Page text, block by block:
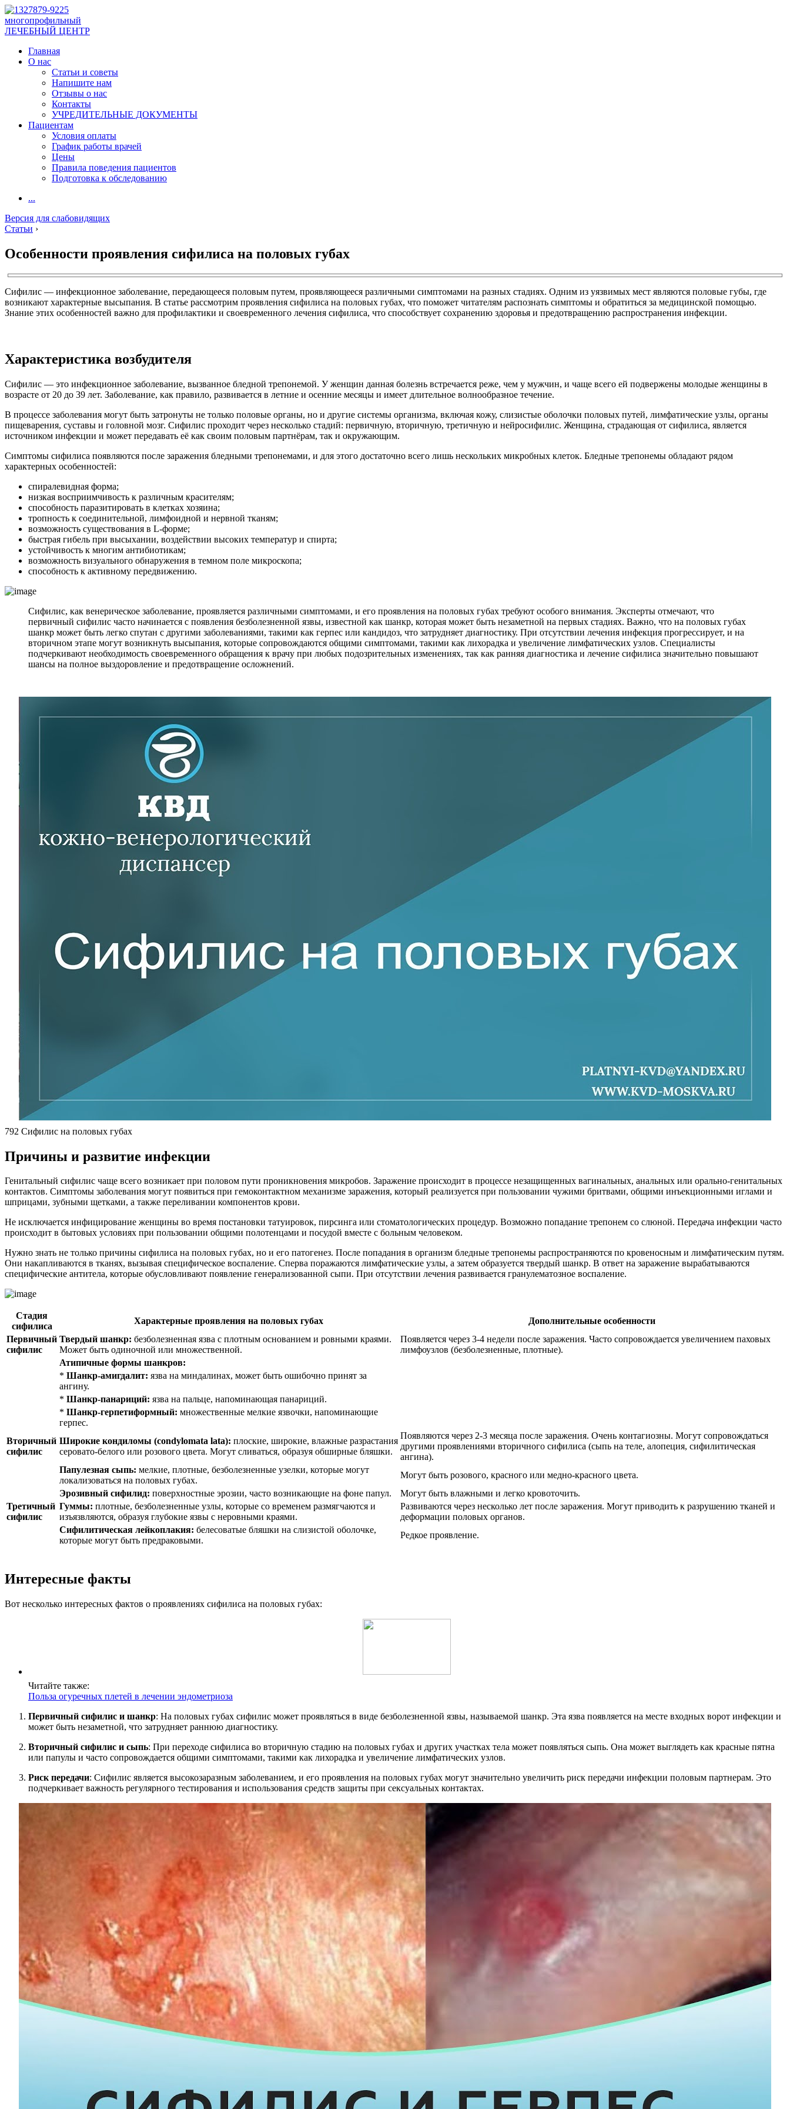
многопрофильный
ЛЕЧЕБНЫЙ ЦЕНТР
Главная
О нас
Статьи и советы
Напишите нам
Отзывы о нас
Контакты
УЧРЕДИТЕЛЬНЫЕ ДОКУМЕНТЫ
Пациентам
Условия оплаты
График работы врачей
Цены
Правила поведения пациентов
Подготовка к обследованию
...
Версия для слабовидящих
Статьи ›
Особенности проявления сифилиса на половых губах
Сифилис — инфекционное заболевание, передающееся половым путем, проявляющееся различными симптомами на разных стадиях. Одним из уязвимых мест являются половые губы, где
возникают характерные высыпания. В статье рассмотрим проявления сифилиса на половых губах, что поможет читателям распознать симптомы и обратиться за медицинской помощью.
Знание этих особенностей важно для профилактики и своевременного лечения сифилиса, что способствует сохранению здоровья и предотвращению распространения инфекции.
Характеристика возбудителя
Сифилис — это инфекционное заболевание, вызванное бледной трепонемой. У женщин данная болезнь встречается реже, чем у мужчин, и чаще всего ей подвержены молодые женщины в
возрасте от 20 до 39 лет. Заболевание, как правило, развивается в летние и осенние месяцы и имеет длительное волнообразное течение.
В процессе заболевания могут быть затронуты не только половые органы, но и другие системы организма, включая кожу, слизистые оболочки половых путей, лимфатические узлы, органы
пищеварения, суставы и головной мозг. Сифилис проходит через несколько стадий: первичную, вторичную, третичную и нейросифилис. Женщина, страдающая от сифилиса, является
источником инфекции и может передавать её как своим половым партнёрам, так и окружающим.
Симптомы сифилиса появляются после заражения бледными трепонемами, и для этого достаточно всего лишь нескольких микробных клеток. Бледные трепонемы обладают рядом
характерных особенностей:
спиралевидная форма;
низкая восприимчивость к различным красителям;
способность паразитировать в клетках хозяина;
тропность к соединительной, лимфоидной и нервной тканям;
возможность существования в L-форме;
быстрая гибель при высыхании, воздействии высоких температур и спирта;
устойчивость к многим антибиотикам;
возможность визуального обнаружения в темном поле микроскопа;
способность к активному передвижению.
Сифилис, как венерическое заболевание, проявляется различными симптомами, и его проявления на половых губах требуют особого внимания. Эксперты отмечают, что
первичный сифилис часто начинается с появления безболезненной язвы, известной как шанкр, которая может быть незаметной на первых стадиях. Важно, что на половых губах
шанкр может быть легко спутан с другими заболеваниями, такими как герпес или кандидоз, что затрудняет диагностику. При отсутствии лечения инфекция прогрессирует, и на
вторичном этапе могут возникнуть высыпания, которые сопровождаются общими симптомами, такими как лихорадка и увеличение лимфатических узлов. Специалисты
подчеркивают необходимость своевременного обращения к врачу при любых подозрительных изменениях, так как ранняя диагностика и лечение сифилиса значительно повышают
шансы на полное выздоровление и предотвращение осложнений.
792 Сифилис на половых губах
Причины и развитие инфекции
Генитальный сифилис чаще всего возникает при половом пути проникновения микробов. Заражение происходит в процессе незащищенных вагинальных, анальных или орально-генитальных
контактов. Симптомы заболевания могут появиться при гемоконтактном механизме заражения, который реализуется при пользовании чужими бритвами, общими инъекционными иглами и
шприцами, зубными щетками, а также переливании компонентов крови.
Не исключается инфицирование женщины во время постановки татуировок, пирсинга или стоматологических процедур. Возможно попадание трепонем со слюной. Передача инфекции часто
происходит в бытовых условиях при пользовании общими полотенцами и посудой вместе с больным человеком.
Нужно знать не только причины сифилиса на половых губах, но и его патогенез. После попадания в организм бледные трепонемы распространяются по кровеносным и лимфатическим путям.
Они накапливаются в тканях, вызывая специфическое воспаление. Сперва поражаются лимфатические узлы, а затем образуется твердый шанкр. В ответ на заражение вырабатываются
специфические антитела, которые обусловливают появление генерализованной сыпи. При отсутствии лечения развивается гранулематозное воспаление.
Стадия
сифилиса
Характерные проявления на половых губах
Дополнительные особенности
Первичный
сифилис
Твердый шанкр: безболезненная язва с плотным основанием и ровными краями.
Может быть одиночной или множественной.
Появляется через 3-4 недели после заражения. Часто сопровождается увеличением паховых
лимфоузлов (безболезненные, плотные).
Атипичные формы шанкров:
* Шанкр-амигдалит: язва на миндалинах, может быть ошибочно принят за
ангину.
* Шанкр-панариций: язва на пальце, напоминающая панариций.
* Шанкр-герпетиформный: множественные мелкие язвочки, напоминающие
герпес.
Вторичный
сифилис
Широкие кондиломы (condylomata lata): плоские, широкие, влажные разрастания
серовато-белого или розового цвета. Могут сливаться, образуя обширные бляшки.
Появляются через 2-3 месяца после заражения. Очень контагиозны. Могут сопровождаться
другими проявлениями вторичного сифилиса (сыпь на теле, алопеция, сифилитическая
ангина).
Папулезная сыпь: мелкие, плотные, безболезненные узелки, которые могут
локализоваться на половых губах.
Могут быть розового, красного или медно-красного цвета.
Эрозивный сифилид: поверхностные эрозии, часто возникающие на фоне папул.
Могут быть влажными и легко кровоточить.
Третичный
сифилис
Гуммы: плотные, безболезненные узлы, которые со временем размягчаются и
изъязвляются, образуя глубокие язвы с неровными краями.
Развиваются через несколько лет после заражения. Могут приводить к разрушению тканей и
деформации половых органов.
Сифилитическая лейкоплакия: белесоватые бляшки на слизистой оболочке,
которые могут быть предраковыми.
Редкое проявление.
Интересные факты
Вот несколько интересных фактов о проявлениях сифилиса на половых губах:
Читайте также:
Польза огуречных плетей в лечении эндометриоза
Первичный сифилис и шанкр: На половых губах сифилис может проявляться в виде безболезненной язвы, называемой шанкр. Эта язва появляется на месте входных ворот инфекции и
может быть незаметной, что затрудняет раннюю диагностику.
Вторичный сифилис и сыпь: При переходе сифилиса во вторичную стадию на половых губах и других участках тела может появляться сыпь. Она может выглядеть как красные пятна
или папулы и часто сопровождается общими симптомами, такими как лихорадка и увеличение лимфатических узлов.
Риск передачи: Сифилис является высокозаразным заболеванием, и его проявления на половых губах могут значительно увеличить риск передачи инфекции половым партнерам. Это
подчеркивает важность регулярного тестирования и использования средств защиты при сексуальных контактах.